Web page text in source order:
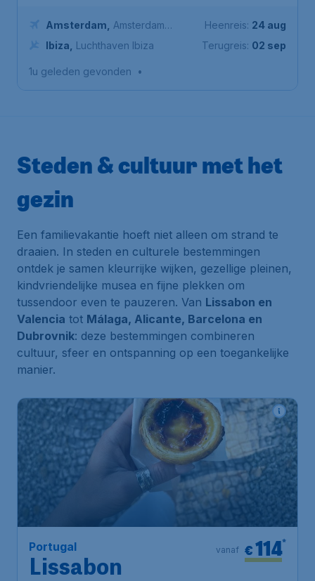
Amsterdam
Amsterdam
Airport Schiphol
Ibiza Luchthaven Ibiza
Heenreis: 24 aug
Terugreis: 02 sep
1u geleden gevonden •
Steden & cultuur met het
gezin
Een familievakantie hoeft niet alleen om strand te
draaien. In steden en culturele bestemmingen
ontdek je samen kleurrijke wijken, gezellige pleinen,
kindvriendelijke musea en fijne plekken om
tussendoor even te pauzeren. Van Lissabon en
Valencia tot Málaga, Alicante, Barcelona en
Dubrovnik: deze bestemmingen combineren
cultuur, sfeer en ontspanning op een toegankelijke
manier.
Portugal
Lissabon
€114*
vanaf